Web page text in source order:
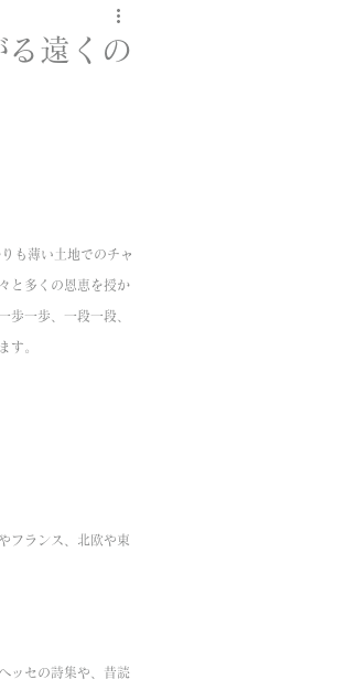
遠くの
も薄い土地でのチャ
と多くの恩恵を授か
歩一歩、一段一段、
す。
フランス、北欧や東
ッセの詩集や、昔読